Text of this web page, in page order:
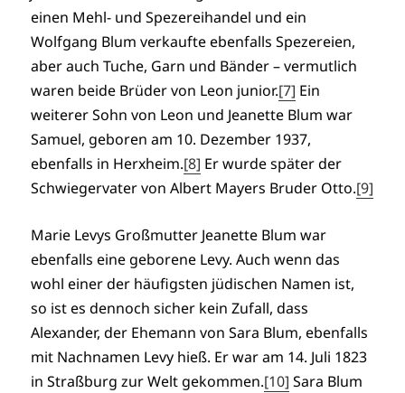
einen Mehl- und Spezereihandel und ein
Wolfgang Blum verkaufte ebenfalls Spezereien,
aber auch Tuche, Garn und Bänder – vermutlich
waren beide Brüder von Leon junior.[7] Ein
weiterer Sohn von Leon und Jeanette Blum war
Samuel, geboren am 10. Dezember 1937,
ebenfalls in Herxheim.[8] Er wurde später der
Schwiegervater von Albert Mayers Bruder Otto.[9]
Marie Levys Großmutter Jeanette Blum war
ebenfalls eine geborene Levy. Auch wenn das
wohl einer der häufigsten jüdischen Namen ist,
so ist es dennoch sicher kein Zufall, dass
Alexander, der Ehemann von Sara Blum, ebenfalls
mit Nachnamen Levy hieß. Er war am 14. Juli 1823
in Straßburg zur Welt gekommen.[10] Sara Blum